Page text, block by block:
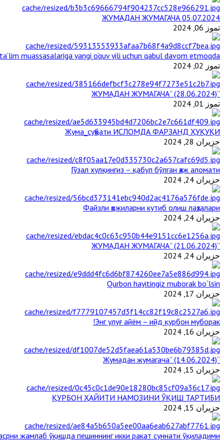
ЖУМАДАН ЖУМАГАЧА 05.07.2024
تموز 06, 2024
muassasalariga yangi o‘quv yili uchun qabul davom etmoqda
تموز 02, 2024
“ЖУМАДАН ЖУМАГАЧА” (28.06.2024)
تموز 01, 2024
Жума_суҳбати ИСЛОМДА ФАРЗАНД ҲУҚУҚИ
حزيران 28, 2024
Гўзал хулқингиз – қабул бўлган ҳаж аломати
حزيران 24, 2024
Файзли ҳожиларни кутиб олиш лаҳзалари
حزيران 24, 2024
“ЖУМАДАН ЖУМАГАЧА” (21.06.2024)
حزيران 24, 2024
Qurbon hayitingiz muborak bo`lsin
حزيران 17, 2024
Энг улуғ айём – ийд қурбон муборак!
حزيران 16, 2024
“Жумадан жумагача” (14.06.2024)
حزيران 15, 2024
ҚУРБОН ҲАЙИТИ НАМОЗИНИ ЎҚИШ ТАРТИБИ
حزيران 15, 2024
жамлаб ўқишда пешиннинг икки ракат суннати ўқиладими?